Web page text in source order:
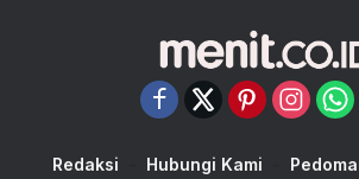
Redaksi Hubungi Kami